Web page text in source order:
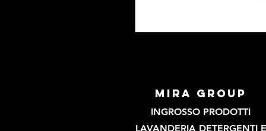
mira group
INGROSSO PRODOTTI
LAVANDERIA DETERGENTI E